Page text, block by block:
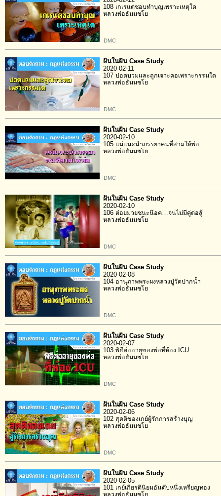
108 เกเรแต่ชอบทำบุญเพราะเหตุใด
หลวงพ่อธัมมชโย
DMC
ฝันในฝัน Case Study
2020-02-11
107 ปอดบวมและถูกเจาะคอเพราะกรรมใด
หลวงพ่อธัมมชโย
DMC
ฝันในฝัน Case Study
2020-02-10
105 แม่แนะนำภรรยาคนที่สามให้พ่อ
หลวงพ่อธัมมชโย
DMC
ฝันในฝัน Case Study
2020-02-10
106 ต่อยมวยชนะน๊อค…จนไม่มีคู่ต่อสู้
หลวงพ่อธัมมชโย
DMC
ฝันในฝัน Case Study
2020-02-08
104 อานุภาพพระผงหลวงปู่วัดปากน้ำ
หลวงพ่อธัมมชโย
DMC
ฝันในฝัน Case Study
2020-02-07
103 พิธีต่ออายุของพ่อที่ห้อง ICU
หลวงพ่อธัมมชโย
DMC
ฝันในฝัน Case Study
2020-02-06
102 สุคติของเกย์ผู้รักการสร้างบุญ
หลวงพ่อธัมมชโย
DMC
ฝันในฝัน Case Study
2020-02-05
101 เกย์เกียรตินิยมอันดับหนึ่งเหรียญทอง
หลวงพ่อธัมมชโย